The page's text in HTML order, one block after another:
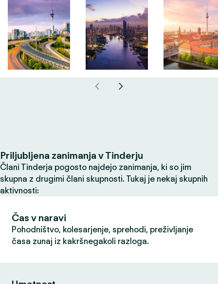
Priljubljena zanimanja v Tinderju
Člani Tinderja pogosto najdejo zanimanja, ki so jim
skupna z drugimi člani skupnosti. Tukaj je nekaj skupnih
aktivnosti:
Čas v naravi
Pohodništvo, kolesarjenje, sprehodi, preživljanje
časa zunaj iz kakršnegakoli razloga.